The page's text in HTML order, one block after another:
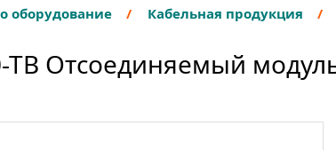
оборудование Кабельная продукция
TB Отсоединяемый